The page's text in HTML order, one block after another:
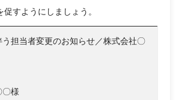
すようにしましょう。
担当者変更のお知らせ／株式会社〇
〇様